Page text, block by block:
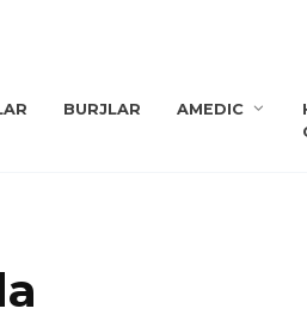
BURJLAR AMEDIC